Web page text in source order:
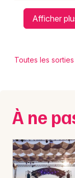
Toutes les
À ne